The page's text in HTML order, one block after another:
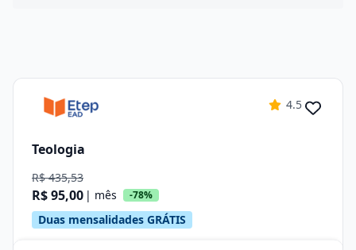
4.5
Teologia
R$ 435,53
R$ 95,00 | mês -78%
Duas mensalidades GRÁTIS